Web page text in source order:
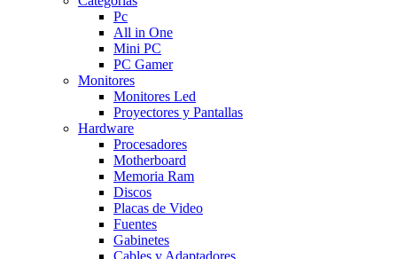
Pc
All in One
Mini PC
PC Gamer
Monitores
Monitores Led
Proyectores y Pantallas
Hardware
Procesadores
Motherboard
Memoria Ram
Discos
Placas de Video
Fuentes
Gabinetes
Cables y Adaptadores